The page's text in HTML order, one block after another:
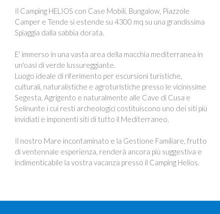
Il Camping HELIOS con Case Mobili, Bungalow, Piazzole
Camper e Tende si estende su 4300 mq su una grandissima
Spiaggia dalla sabbia dorata.
E' immerso in una vasta area della macchia mediterranea in
un'oasi di verde lussureggiante.
Luogo ideale di riferimento per escursioni turistiche,
culturali, naturalistiche e agroturistiche presso le vicinissime
Segesta, Agrigento e naturalmente alle Cave di Cusa e
Selinunte i cui resti archeologici costituiscono uno dei siti più
invidiati e imponenti siti di tutto il Mediterraneo.
Il nostro Mare incontaminato e la Gestione Familiare, frutto
di ventennale esperienza, renderà ancora più suggestiva e
indimenticabile la vostra vacanza presso il Camping Helios.